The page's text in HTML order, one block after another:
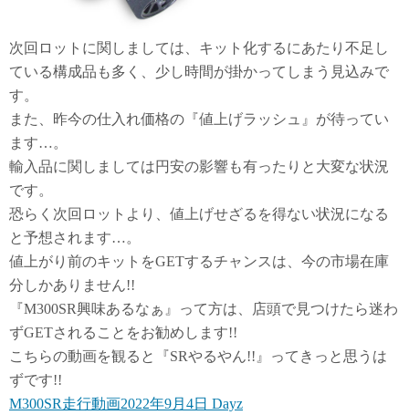
次回ロットに関しましては、キット化するにあたり不足し
ている構成品も多く、少し時間が掛かってしまう見込みで
す。
また、昨今の仕入れ価格の『値上げラッシュ』が待ってい
ます…。
輸入品に関しましては円安の影響も有ったりと大変な状況
です。
恐らく次回ロットより、値上げせざるを得ない状況になる
と予想されます…。
値上がり前のキットをGETするチャンスは、今の市場在庫
分しかありません!!
『M300SR興味あるなぁ』って方は、店頭で見つけたら迷わ
ずGETされることをお勧めします!!
こちらの動画を観ると『SRやるやん!!』ってきっと思うは
ずです!!
M300SR走行動画2022年9月4日 Dayz